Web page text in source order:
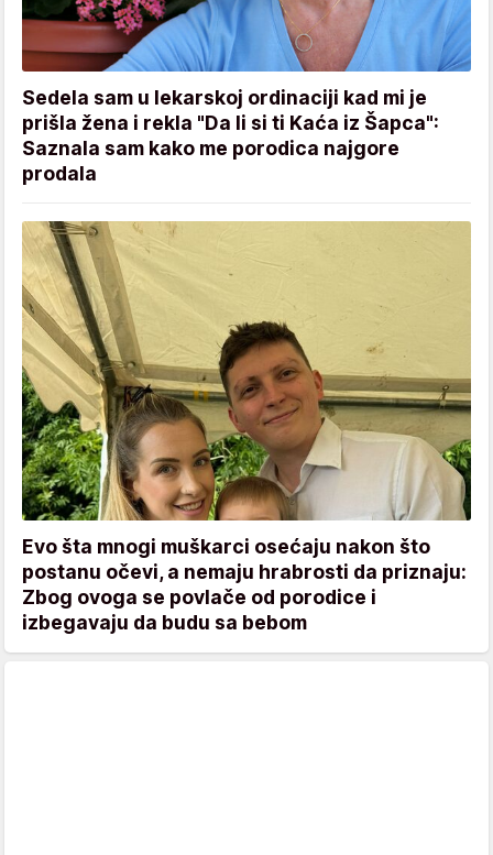
Sedela sam u lekarskoj ordinaciji kad mi je
prišla žena i rekla "Da li si ti Kaća iz Šapca":
Saznala sam kako me porodica najgore
prodala
Evo šta mnogi muškarci osećaju nakon što
postanu očevi, a nemaju hrabrosti da priznaju:
Zbog ovoga se povlače od porodice i
izbegavaju da budu sa bebom